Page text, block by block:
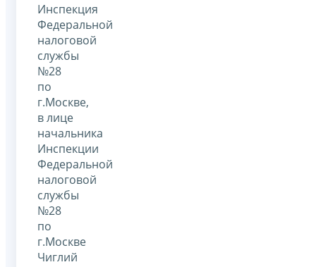
Инспекция
Федеральной
налоговой
службы
№28
по
г.Москве,
в лице
начальника
Инспекции
Федеральной
налоговой
службы
№28
по
г.Москве
Чиглий